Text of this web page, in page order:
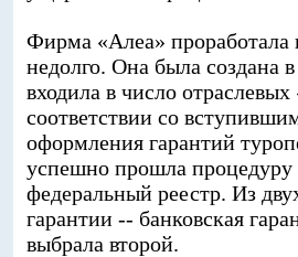
Фирма «Алеа» проработала
недолго. Она была создана
входила в число
соответствии со
оформления гарантий
успешно прошла процедуру
федеральный реестр. Из
гарантии -- банковская
выбрала второй.